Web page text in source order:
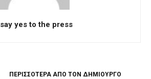
say yes to the press
ΠΕΡΙΣΣΟΤΕΡΑ ΑΠΟ ΤΟΝ ΔΗΜΙΟΥΡΓΟ